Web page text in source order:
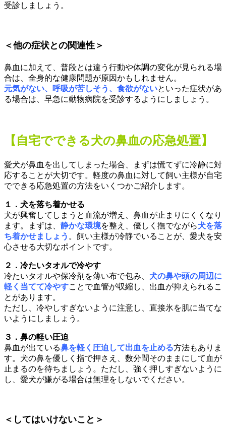
受診しましょう。
＜他の症状との関連性＞
鼻血に加えて、普段とは違う行動や体調の変化が見られる場
合は、全身的な健康問題が原因かもしれません。
元気がない、呼吸が苦しそう、食欲がないといった症状があ
る場合は、早急に動物病院を受診するようにしましょう。
【自宅でできる犬の鼻血の応急処置】
愛犬が鼻血を出してしまった場合、まずは慌てずに冷静に対
応することが大切です。軽度の鼻血に対して飼い主様が自宅
でできる応急処置の方法をいくつかご紹介します。
１．犬を落ち着かせる
犬が興奮してしまうと血流が増え、鼻血が止まりにくくなり
ます。まずは、 静かな環境を整え、優しく撫でながら犬を落
ち着かせましょう 。飼い主様が冷静でいることが、愛犬を安
心させる大切なポイントです。
２．冷たいタオルで冷やす
冷たいタオルや保冷剤を薄い布で包み、 犬の鼻や頭の周辺に
軽く当てて冷やすことで血管が収縮し、出血が抑えられるこ
とがあります。
ただし、冷やしすぎないように注意し、直接氷を肌に当てな
いようにしましょう。
３．鼻の軽い圧迫
鼻血が出ている鼻を軽く圧迫して出血を止める方法もありま
す。犬の鼻を優しく指で押さえ、数分間そのままにして血が
止まるのを待ちましょう。ただし、強く押しすぎないように
し、愛犬が嫌がる場合は無理をしないでください。
＜してはいけないこと＞